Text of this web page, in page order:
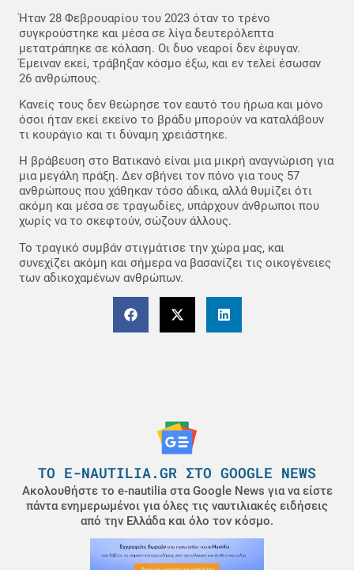
Ήταν 28 Φεβρουαρίου του 2023 όταν το τρένο
συγκρούστηκε και μέσα σε λίγα δευτερόλεπτα
μετατράπηκε σε κόλαση. Οι δυο νεαροί δεν έφυγαν.
Έμειναν εκεί, τράβηξαν κόσμο έξω, και εν τελεί έσωσαν
26 ανθρώπους.
Κανείς τους δεν θεώρησε τον εαυτό του ήρωα και μόνο
όσοι ήταν εκεί εκείνο το βράδυ μπορούν να καταλάβουν
τι κουράγιο και τι δύναμη χρειάστηκε.
Η βράβευση στο Βατικανό είναι μια μικρή αναγνώριση για
μια μεγάλη πράξη. Δεν σβήνει τον πόνο για τους 57
ανθρώπους που χάθηκαν τόσο άδικα, αλλά θυμίζει ότι
ακόμη και μέσα σε τραγωδίες, υπάρχουν άνθρωποι που
χωρίς να το σκεφτούν, σώζουν άλλους.
Το τραγικό συμβάν στιγμάτισε την χώρα μας, και
συνεχίζει ακόμη και σήμερα να βασανίζει τις οικογένειες
των αδικοχαμένων ανθρώπων.
ΤΟ E-NAUTILIA.GR ΣΤΟ GOOGLE NEWS
Ακολουθήστε το e-nautilia στα Google News για να είστε
πάντα ενημερωμένοι για όλες τις ναυτιλιακές ειδήσεις
από την Ελλάδα και όλο τον κόσμο.